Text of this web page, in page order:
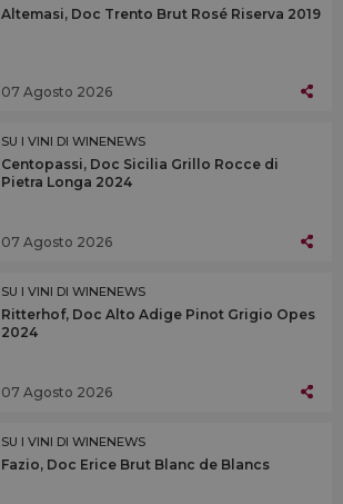
Altemasi, Doc Trento Brut Rosé Riserva 2019
07 Agosto 2026
SU I VINI DI WINENEWS
Centopassi, Doc Sicilia Grillo Rocce di
Pietra Longa 2024
07 Agosto 2026
SU I VINI DI WINENEWS
Ritterhof, Doc Alto Adige Pinot Grigio Opes
2024
07 Agosto 2026
SU I VINI DI WINENEWS
Fazio, Doc Erice Brut Blanc de Blancs